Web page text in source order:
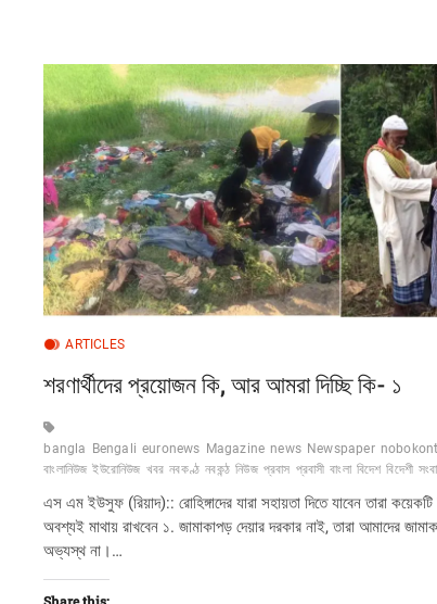
o
o
k
o
n
১২
টাকা!
ARTICLES
শরণার্থীদের প্রয়োজন কি, আর আমরা দিচ্ছি কি- ১
bangla Bengali euronews Magazine news Newspaper
বাংলানিউজ ইউরোনিউজ খবর নবকণ্ঠ নবকন্ঠ নিউজ প্রবাস প্রবাসী বাংলা বিদেশ বিদেশী
এস এম ইউসুফ (রিয়াদ):: রোহিঙ্গাদের যারা সহায়তা দিতে যাবেন তারা
অবশ্যই মাথায় রাখবেন ১. জামাকাপড় দেয়ার দরকার নাই, তারা আমাদের
অভ্যস্থ না।…